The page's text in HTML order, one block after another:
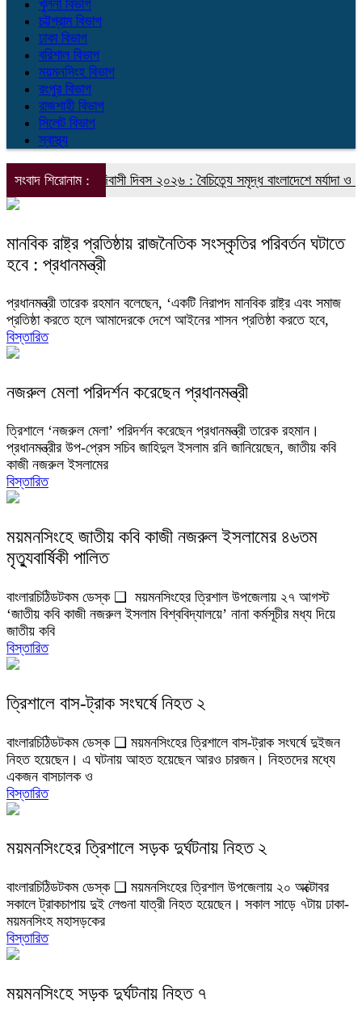
খুলনা বিভাগ
চট্টগ্রাম বিভাগ
ঢাকা বিভাগ
বরিশাল বিভাগ
ময়মনসিংহ বিভাগ
রংপুর বিভাগ
রাজশাহী বিভাগ
সিলেট বিভাগ
স্বাস্থ্য
সংবাদ শিরোনাম :
আদিবাসী দিবস ২০২৬ : বৈচিত্র্যে সমৃদ্ধ বাংলাদেশে মর্যাদা ও অধিকার
মানবিক রাষ্ট্র প্রতিষ্ঠায় রাজনৈতিক সংস্কৃতির পরিবর্তন ঘটাতে
হবে : প্রধানমন্ত্রী
প্রধানমন্ত্রী তারেক রহমান বলেছেন, ‘একটি নিরাপদ মানবিক রাষ্ট্র এবং সমাজ
প্রতিষ্ঠা করতে হলে আমাদেরকে দেশে আইনের শাসন প্রতিষ্ঠা করতে হবে,
বিস্তারিত
নজরুল মেলা পরিদর্শন করেছেন প্রধানমন্ত্রী
ত্রিশালে ‘নজরুল মেলা’ পরিদর্শন করেছেন প্রধানমন্ত্রী তারেক রহমান।
প্রধানমন্ত্রীর উপ-প্রেস সচিব জাহিদুল ইসলাম রনি জানিয়েছেন, জাতীয় কবি
কাজী নজরুল ইসলামের
বিস্তারিত
ময়মনসিংহে জাতীয় কবি কাজী নজরুল ইসলামের ৪৬তম
মৃত্যুবার্ষিকী পালিত
বাংলারচিঠিডটকম ডেস্ক ❑ ময়মনসিংহের ত্রিশাল উপজেলায় ২৭ আগস্ট
‘জাতীয় কবি কাজী নজরুল ইসলাম বিশ্ববিদ্যালয়ে’ নানা কর্মসূচীর মধ্য দিয়ে
জাতীয় কবি
বিস্তারিত
ত্রিশালে বাস-ট্রাক সংঘর্ষে নিহত ২
বাংলারচিঠিডটকম ডেস্ক ❑ ময়মনসিংহের ত্রিশালে বাস-ট্রাক সংঘর্ষে দুইজন
নিহত হয়েছেন। এ ঘটনায় আহত হয়েছেন আরও চারজন। নিহতদের মধ্যে
একজন বাসচালক ও
বিস্তারিত
ময়মনসিংহের ত্রিশালে সড়ক দুর্ঘটনায় নিহত ২
বাংলারচিঠিডটকম ডেস্ক ❑ ময়মনসিংহের ত্রিশাল উপজেলায় ২০ অক্টোবর
সকালে ট্রাকচাপায় দুই লেগুনা যাত্রী নিহত হয়েছেন। সকাল সাড়ে ৭টায় ঢাকা-
ময়মনসিংহ মহাসড়কের
বিস্তারিত
ময়মনসিংহে সড়ক দুর্ঘটনায় নিহত ৭